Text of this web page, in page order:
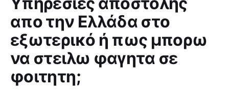
απο την Ελλάδα στο
εξωτερικό ή πως μπορω
να στειλω φαγητα σε
φοιτητη;